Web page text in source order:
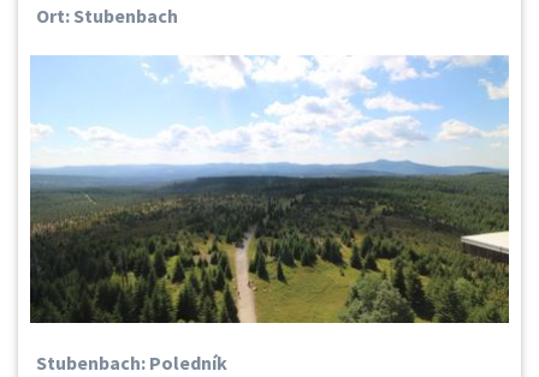
Ort: Stubenbach
Stubenbach: Poledník